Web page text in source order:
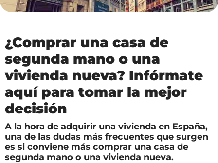
¿Comprar una casa de
segunda mano o una
vivienda nueva? Infórmate
aquí para tomar la mejor
decisión
A la hora de adquirir una vivienda en España,
una de las dudas más frecuentes que surgen
es si conviene más comprar una casa de
segunda mano o una vivienda nueva.